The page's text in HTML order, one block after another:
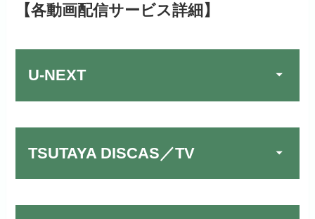
【各動画配信サービス詳細】
U-NEXT
TSUTAYA DISCAS／TV